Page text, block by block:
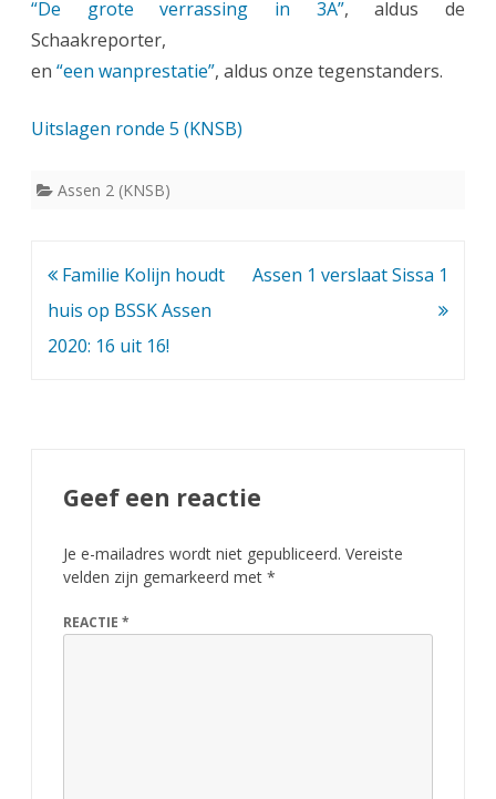
“De grote verrassing in 3A”, aldus de
Schaakreporter,
en “een wanprestatie”, aldus onze tegenstanders.
Uitslagen ronde 5 (KNSB)
Assen 2 (KNSB)
Bericht
navigatie
Familie Kolijn houdt
huis op BSSK Assen
2020: 16 uit 16!
Assen 1 verslaat Sissa 1
Geef een reactie
Je e-mailadres wordt niet gepubliceerd. Vereiste
velden zijn gemarkeerd met *
REACTIE *